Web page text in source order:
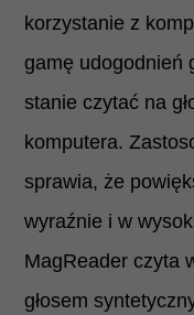
korzystanie z
gamę udogodnień
stanie czytać na
komputera.
sprawia, że
wyraźnie i w
MagReader czyta
głosem